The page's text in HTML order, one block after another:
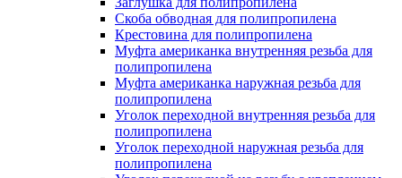
Скоба обводная для полипропилена
Крестовина для полипропилена
Муфта американка внутренняя резьба для
полипропилена
Муфта американка наружная резьба для
полипропилена
Уголок переходной внутренняя резьба для
полипропилена
Уголок переходной наружная резьба для
полипропилена